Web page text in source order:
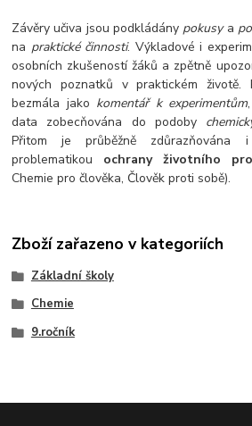
Závěry učiva jsou podkládány pokusya
na praktické činnosti. Výkladové i
osobních zkušeností žáků a zpětně
nových poznatků v praktickém
bezmála jako komentář k experimentům
data zobecňována do podoby
Přitom je průběžně
problematikou ochrany životního
Chemie pro člověka, Člověk proti sobě).
Zboží zařazeno v kategoriích
Základní školy
Chemie
9.ročník